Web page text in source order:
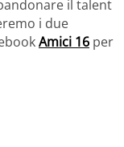
il talent
i due
Amici 16 per